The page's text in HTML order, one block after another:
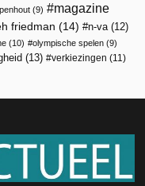
(9)
magazine
friedman (14) n-va (12)
(10) olympische spelen (9)
(13) verkiezingen (11)